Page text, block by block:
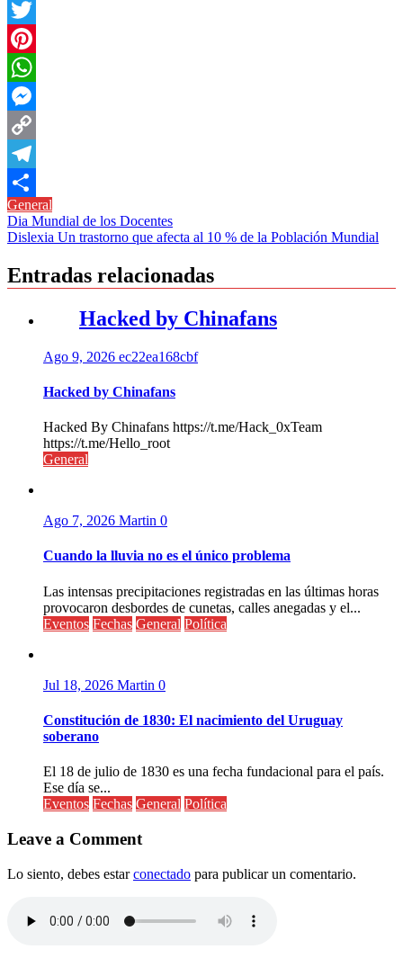
Facebook
Twitter
Pinterest
WhatsApp
Messenger
Copy
Link
Telegram
Compartir
General
Navegación
de
entradas
Dia Mundial de los Docentes
Dislexia Un trastorno que afecta al 10 % de la Población Mundial
Entradas relacionadas
Hacked by Chinafans
Ago 9, 2026 ec22ea168cbf
Hacked by Chinafans
Hacked By Chinafans https://t.me/Hack_0xTeam
https://t.me/Hello_root
General
Ago 7, 2026 Martin 0
Cuando la lluvia no es el único problema
Las intensas precipitaciones registradas en las últimas horas
provocaron desbordes de cunetas, calles anegadas y el...
Eventos Fechas General Política
Jul 18, 2026 Martin 0
Constitución de 1830: El nacimiento del Uruguay
soberano
El 18 de julio de 1830 es una fecha fundacional para el país.
Ese día se...
Eventos Fechas General Política
Leave a Comment
Lo siento, debes estarconectado para publicar un comentario.